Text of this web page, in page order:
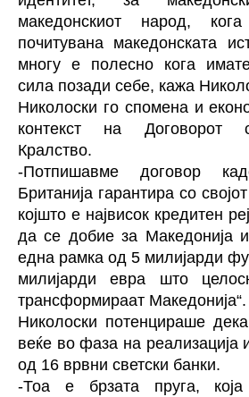
македонскиот народ,
почитувана македонската
многу е полесно кога
сила позади себе, кажа
Николоски го спомена и
контекст на Договорот
Кралство.
-Потпишавме договор
Британија гарантира со
којшто е највисок кредитен
да се добие за Македонија
една рамка од 5 милијарди
милијарди евра што
трансформираат Македонија“.
Николоски потенцираше
веќе во фаза на реализација
од 16 врвни светски банки.
-Тоа е брзата пруга,